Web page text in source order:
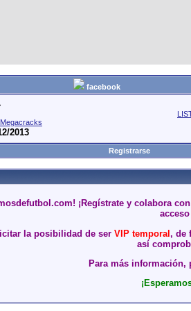
facebook
2013
Registrarse
¡Regístrate y colabora
la posibilidad de ser VIP temporal, de
así
Para más